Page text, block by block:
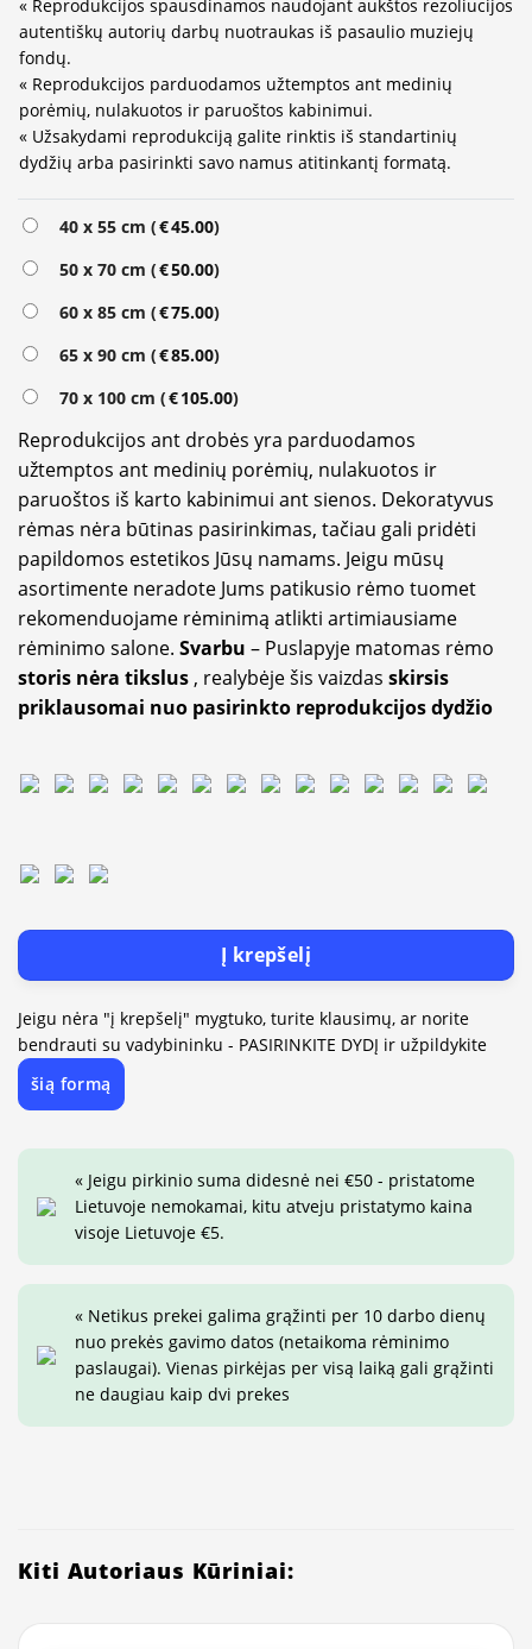
« Reprodukcijos spausdinamos naudojant aukštos rezoliucijos
autentiškų autorių darbų nuotraukas iš pasaulio muziejų
fondų.
« Reprodukcijos parduodamos užtemptos ant medinių
porėmių, nulakuotos ir paruoštos kabinimui.
« Užsakydami reprodukciją galite rinktis iš standartinių
dydžių arba pasirinkti savo namus atitinkantį formatą.
40 x 55 cm (€45.00)
50 x 70 cm (€50.00)
60 x 85 cm (€75.00)
65 x 90 cm (€85.00)
70 x 100 cm (€105.00)
Reprodukcijos ant drobės yra parduodamos
užtemptos ant medinių porėmių, nulakuotos ir
paruoštos iš karto kabinimui ant sienos. Dekoratyvus
rėmas nėra būtinas pasirinkimas, tačiau gali pridėti
papildomos estetikos Jūsų namams. Jeigu mūsų
asortimente neradote Jums patikusio rėmo tuomet
rekomenduojame rėminimą atlikti artimiausiame
rėminimo salone. Svarbu – Puslapyje matomas rėmo
storis nėra tikslus , realybėje šis vaizdas skirsis
priklausomai nuo pasirinkto reprodukcijos dydžio
Į krepšelį
Alternative:
Jeigu nėra "į krepšelį" mygtuko, turite klausimų, ar norite
bendrauti su vadybininku - PASIRINKITE DYDĮ ir užpildykite
šią formą
« Jeigu pirkinio suma didesnė nei €50 - pristatome
Lietuvoje nemokamai, kitu atveju pristatymo kaina
visoje Lietuvoje €5.
« Netikus prekei galima grąžinti per 10 darbo dienų
nuo prekės gavimo datos (netaikoma rėminimo
paslaugai). Vienas pirkėjas per visą laiką gali grąžinti
ne daugiau kaip dvi prekes
Kiti Autoriaus Kūriniai: